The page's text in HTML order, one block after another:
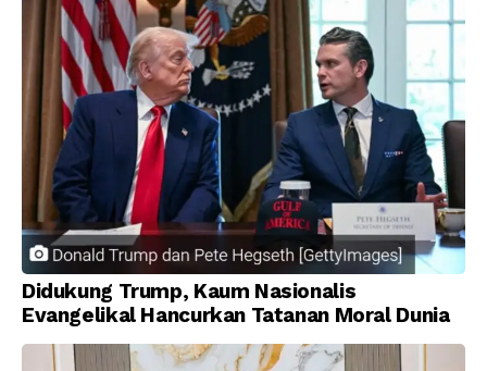
Didukung Trump, Kaum Nasionalis
Evangelikal Hancurkan Tatanan Moral Dunia